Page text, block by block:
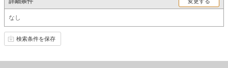
なし
検索条件を保存